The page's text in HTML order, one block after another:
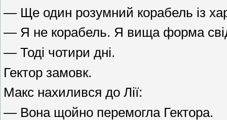
— Ще один розумний корабель із
— Я не корабель. Я вища форма
— Тоді чотири дні.
Гектор замовк.
Макс нахилився до Лії:
— Вона щойно перемогла Гектора.